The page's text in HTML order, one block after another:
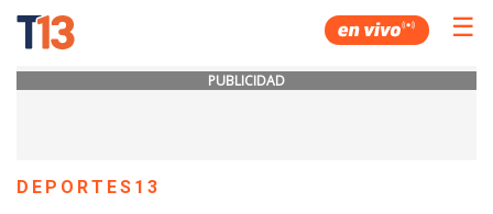
☰
PUBLICIDAD
DEPORTES13